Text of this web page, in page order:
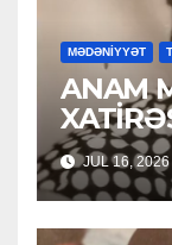
MƏDƏNİYYƏT
ANAM
JUL 16, 2026